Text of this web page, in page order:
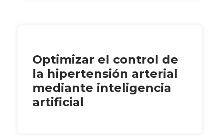
Optimizar el control de
la hipertensión arterial
mediante inteligencia
artificial